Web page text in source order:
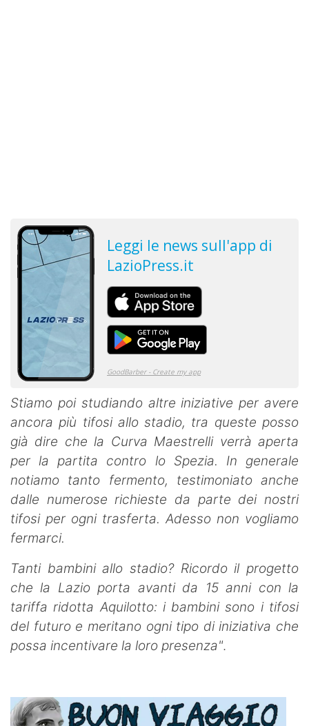
Stiamo poi studiando altre iniziative per avere
ancora più tifosi allo stadio, tra queste posso
già dire che la Curva Maestrelli verrà aperta
per la partita contro lo Spezia. In generale
notiamo tanto fermento, testimoniato anche
dalle numerose richieste da parte dei nostri
tifosi per ogni trasferta. Adesso non vogliamo
fermarci.
Tanti bambini allo stadio? Ricordo il progetto
che la Lazio porta avanti da 15 anni con la
tariffa ridotta Aquilotto: i bambini sono i tifosi
del futuro e meritano ogni tipo di iniziativa che
possa incentivare la loro presenza".